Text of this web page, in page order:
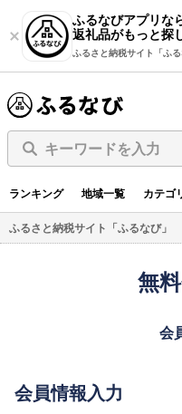
ふるなびアプリな
返礼品がもっと探
ふるさと納税サイト「ふる
キーワードを入力
ランキング 地域一覧 カテゴ
ふるさと納税サイト「ふるなび」
無
会
会員情報入力